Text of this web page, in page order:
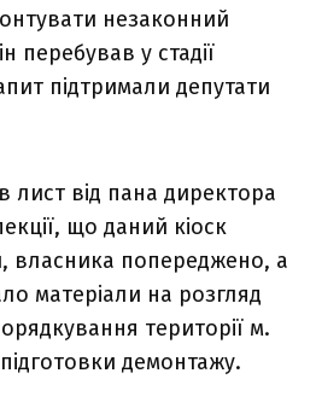
незаконний
перебував у стадії
підтримали депутати
лист від пана директора
що даний кіоск
власника попереджено, а
матеріали на розгляд
території м.
демонтажу.